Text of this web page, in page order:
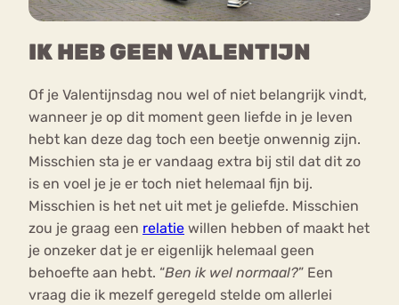
IK HEB GEEN VALENTIJN
Of je Valentijnsdag nou wel of niet belangrijk vindt,
wanneer je op dit moment geen liefde in je leven
hebt kan deze dag toch een beetje onwennig zijn.
Misschien sta je er vandaag extra bij stil dat dit zo
is en voel je je er toch niet helemaal fijn bij.
Misschien is het net uit met je geliefde. Misschien
zou je graag een relatie willen hebben of maakt het
je onzeker dat je er eigenlijk helemaal geen
behoefte aan hebt. “Ben ik wel normaal?” Een
vraag die ik mezelf geregeld stelde om allerlei